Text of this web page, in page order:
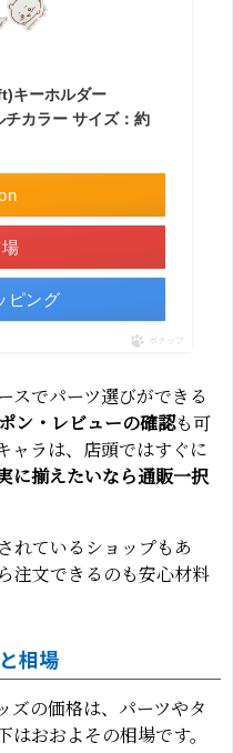
キーホルダー
カラー サイズ：約
ピング
ポチップ
スでパーツ選びができる
ン・レビューの確認も可
ャラは、店頭ではすぐに
に揃えたいなら通販一択
れているショップもあ
注文できるのも安心材料
相場
ズの価格は、パーツやタ
おおよその相場です。